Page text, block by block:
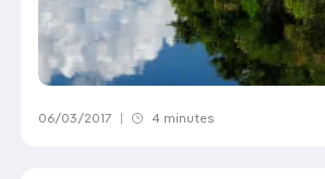
06/03/2017 4 minutes